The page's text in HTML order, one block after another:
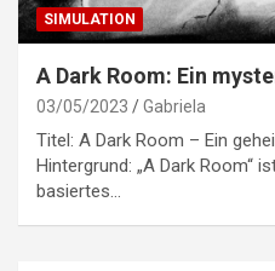
SIMULATION
A Dark Room: Ein
03/05/2023 Gabriela
Titel: A Dark Room – Ein
Hintergrund: „A Dark Room“
basiertes…